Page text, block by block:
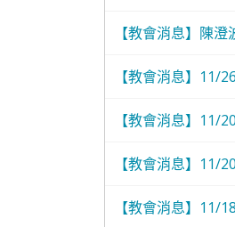
【教會消息】陳
【教會消息】11/
【教會消息】11/
【教會消息】11/
【教會消息】11/